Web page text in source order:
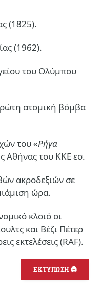
(1825).
(1962).
του Ολύμπου
ατομική βόμβα
του «Ρήγα
Αθήνας του ΚΚΕ εσ.
ακροδεξιών σε
ώρα.
κλοιό οι
και Βέζι Πέτερ
εκτελέσεις (RAF).
ΕΚΤΥΠΩΣΗ 🖨